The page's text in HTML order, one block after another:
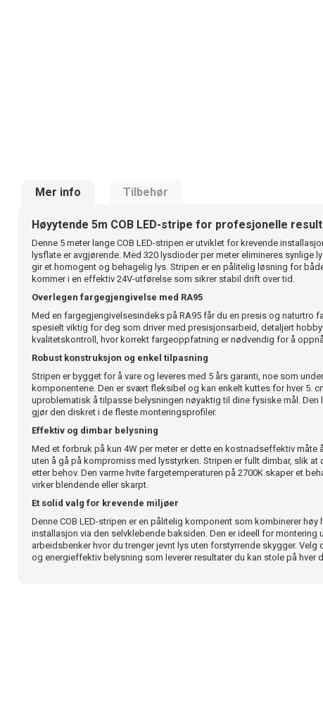
Mer info Tilbehør
Høyytende 5m COB LED-stripe for profesjonelle
Denne 5 meter lange COB LED-stripen er utviklet for krevende
lysflate er avgjørende. Med 320 lysdioder per meter elimineres synlige
gir et homogent og behagelig lys. Stripen er en pålitelig løsning for
kommer i en effektiv 24V-utførelse som sikrer stabil drift over tid.
Overlegen fargegjengivelse med RA95
Med en fargegjengivelsesindeks på RA95 får du en presis og naturtro
spesielt viktig for deg som driver med presisjonsarbeid, detaljert
kvalitetskontroll, hvor korrekt fargeoppfatning er nødvendig for å
Robust konstruksjon og enkel tilpasning
Stripen er bygget for å vare og leveres med 5 års garanti, noe som
komponentene. Den er svært fleksibel og kan enkelt kuttes for hver 5.
uproblematisk å tilpasse belysningen nøyaktig til dine fysiske mål. Den
gjør den diskret i de fleste monteringsprofiler.
Effektiv og dimbar belysning
Med et forbruk på kun 4W per meter er dette en kostnadseffektiv måte
uten å gå på kompromiss med lysstyrken. Stripen er fullt dimbar, slik at
etter behov. Den varme hvite fargetemperaturen på 2700K skaper et
virker blendende eller skarpt.
Et solid valg for krevende miljøer
Denne COB LED-stripen er en pålitelig komponent som kombinerer høy
installasjon via den selvklebende baksiden. Den er ideell for montering
arbeidsbenker hvor du trenger jevnt lys uten forstyrrende skygger. Velg
og energieffektiv belysning som leverer resultater du kan stole på hver